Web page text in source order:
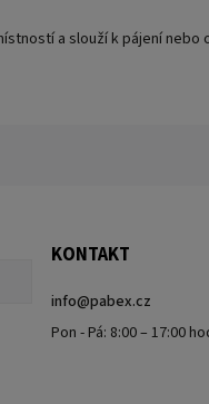
a slouží k pájení
KONTAKT
info@pabex.cz
Pon - Pá: 8:00 – 17:00